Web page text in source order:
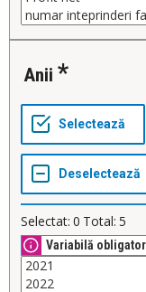
anii
Selectat: 0 Total: 5
Variabilă